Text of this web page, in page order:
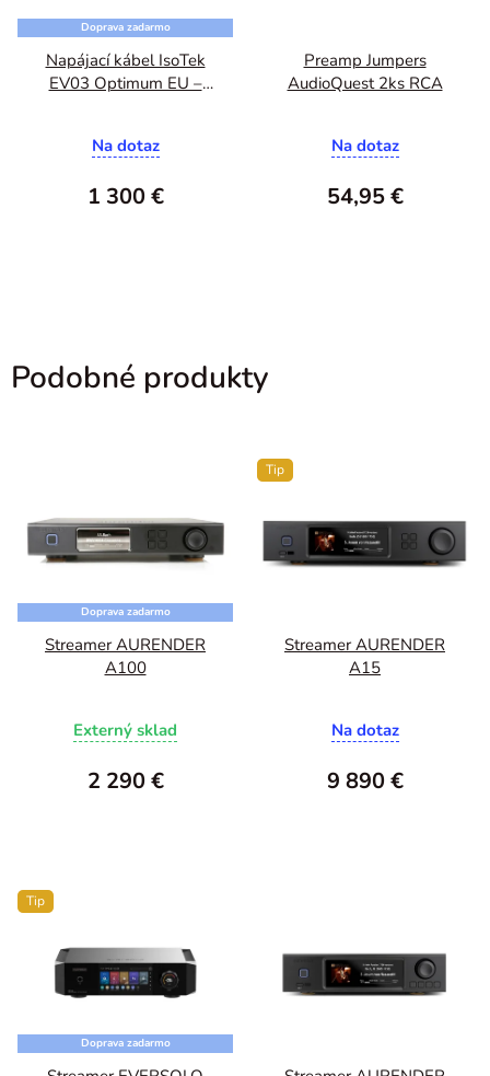
Doprava zadarmo
Napájací kábel IsoTek
EV03 Optimum EU –
Na dotaz
1 300 €
Preamp Jumpers
AudioQuest 2ks RCA
Na dotaz
54,95 €
Podobné produkty
Doprava zadarmo
Streamer AURENDER
A100
Externý sklad
2 290 €
Tip
Streamer AURENDER
A15
Na dotaz
9 890 €
Tip
Doprava zadarmo